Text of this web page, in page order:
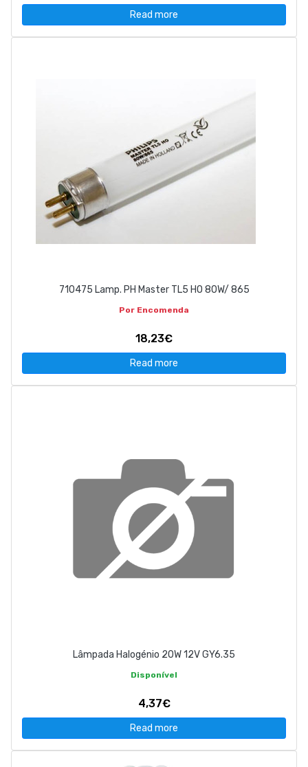
Read more
710475 Lamp. PH Master TL5 HO 80W/ 865
Por Encomenda
18,23€
Read more
Lâmpada Halogénio 20W 12V GY6.35
Disponível
4,37€
Read more